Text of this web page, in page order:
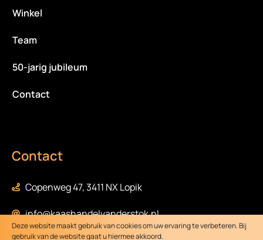
Winkel
Team
50-jarig jubileum
Contact
Contact
Copenweg 47, 3411 NX Lopik
info@kaashandelvanderstok.nl
Deze website maakt gebruik van cookies om uw ervaring te verbeteren. Bij
gebruik van de website gaat u hiermee akkoord.